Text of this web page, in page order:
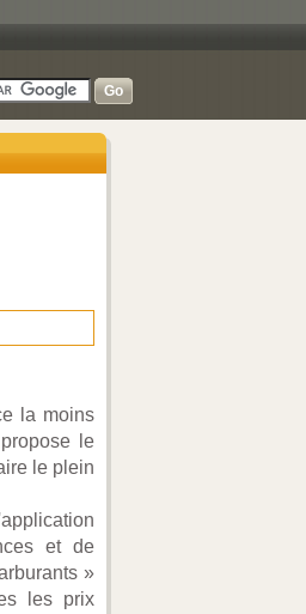
la moins
le
le plein
et de
»
les prix